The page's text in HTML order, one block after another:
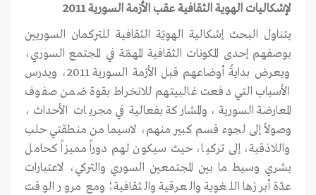
لإشكاليات الهوية الثقافية عقب الأزمة السورية 2011
يتناول البحث إشكالية الهويّة الثقافية للتركمان السوريين
بوصفهم إحدى المكونات الثقافية المهمّة في المجتمع السوري،
ويعرض بدايةً أوضاعهم قبل الأزمة السورية 2011، ويدرس
الأسباب التي دفعت غالبيتهم للانخراط بقوة ضمن صفوف
المعارضة السورية، والمشاركة بفعالية في مجريات الأحداث،
وصولاً إلى لجوء قسم كبير منهم، لاسيما من منطقتي حلب
واللاذقية، إلى تركيا، حيث سيكون لهم دوراً مميزاً كحامل
بشري وسيط ما بين المجتمعين السوري والتركي، لاعتبارات
عدّة أبرزها اللغوية والعرقية والثقافية؛ ومع مرور الوقت